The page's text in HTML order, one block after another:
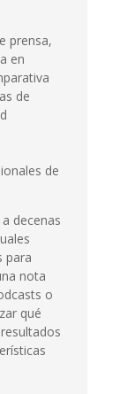
prensa,
en
de
de
decenas
para
nota
o
qué